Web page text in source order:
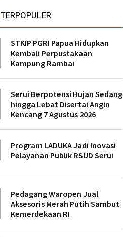
TERPOPULER
STKIP PGRI Papua Hidupkan
Kembali Perpustakaan
Kampung Rambai
Serui Berpotensi Hujan Sedang
hingga Lebat Disertai Angin
Kencang 7 Agustus 2026
Program LADUKA Jadi Inovasi
Pelayanan Publik RSUD Serui
Pedagang Waropen Jual
Aksesoris Merah Putih Sambut
Kemerdekaan RI